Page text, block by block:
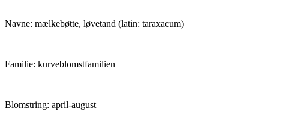
Navne: mælkebøtte, løvetand (latin: taraxacum)
Familie: kurveblomstfamilien
Blomstring: april-august